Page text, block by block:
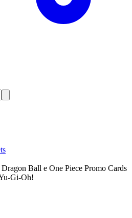
Ball e One Piece Promo Cards
Gi-Oh!